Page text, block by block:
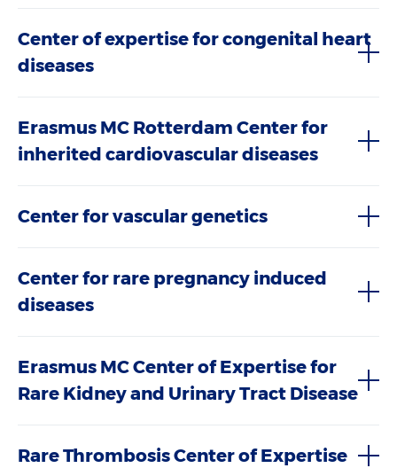
Center of expertise for congenital heart
diseases
Erasmus MC Rotterdam Center for
inherited cardiovascular diseases
Center for vascular genetics
Center for rare pregnancy induced
diseases
Erasmus MC Center of Expertise for
Rare Kidney and Urinary Tract Disease
Rare Thrombosis Center of Expertise